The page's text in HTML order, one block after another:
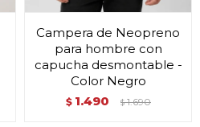
Campera de Neopreno
para hombre con
capucha desmontable -
Color Negro
$ 1.490 $ 1.690